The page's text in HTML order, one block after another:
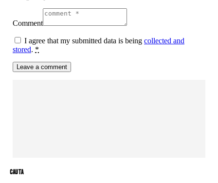
Comment
I agree that my submitted data is being collected and
stored. *
cauta